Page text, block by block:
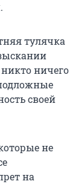
тулячка
ничего
своей
не
на